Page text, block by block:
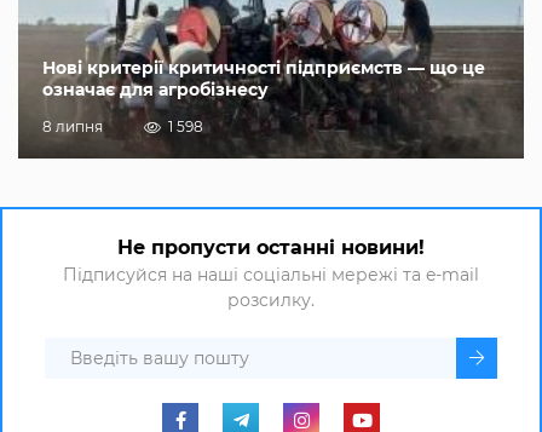
Нові критерії критичності підприємств — що це
означає для агробізнесу
8 липня 1 598
Не пропусти останні новини!
Підписуйся на наші соціальні мережі та e-mail
розсилку.